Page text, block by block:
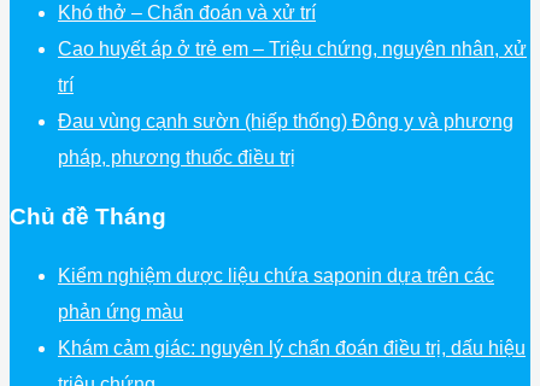
Khó thở – Chẩn đoán và xử trí
Cao huyết áp ở trẻ em – Triệu chứng, nguyên nhân, xử
trí
Đau vùng cạnh sườn (hiếp thống) Đông y và phương
pháp, phương thuốc điều trị
Chủ đề Tháng
Kiểm nghiệm dược liệu chứa saponin dựa trên các
phản ứng màu
Khám cảm giác: nguyên lý chẩn đoán điều trị, dấu hiệu